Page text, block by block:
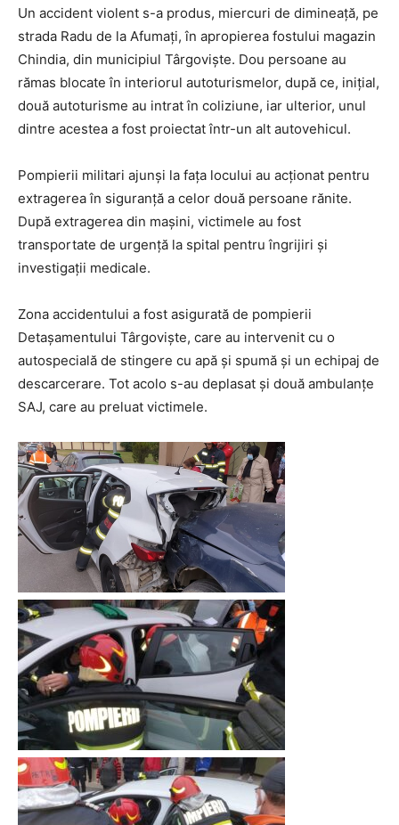
Un accident violent s-a produs, miercuri de dimineață, pe
strada Radu de la Afumați, în apropierea fostului magazin
Chindia, din municipiul Târgoviște. Dou persoane au
rămas blocate în interiorul autoturismelor, după ce, inițial,
două autoturisme au intrat în coliziune, iar ulterior, unul
dintre acestea a fost proiectat într-un alt autovehicul.
Pompierii militari ajunși la fața locului au acționat pentru
extragerea în siguranță a celor două persoane rănite.
După extragerea din mașini, victimele au fost
transportate de urgență la spital pentru îngrijiri și
investigații medicale.
Zona accidentului a fost asigurată de pompierii
Detașamentului Târgoviște, care au intervenit cu o
autospecială de stingere cu apă și spumă și un echipaj de
descarcerare. Tot acolo s-au deplasat și două ambulanțe
SAJ, care au preluat victimele.